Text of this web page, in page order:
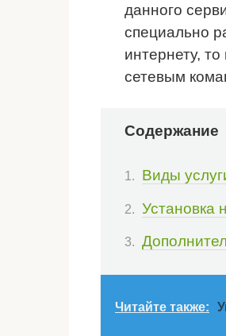
данного
специально
интернету,
сетевым
Содержание
Виды
Установка
Читайте также: